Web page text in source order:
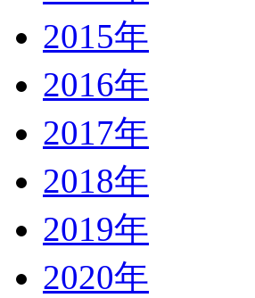
2015年
2016年
2017年
2018年
2019年
2020年